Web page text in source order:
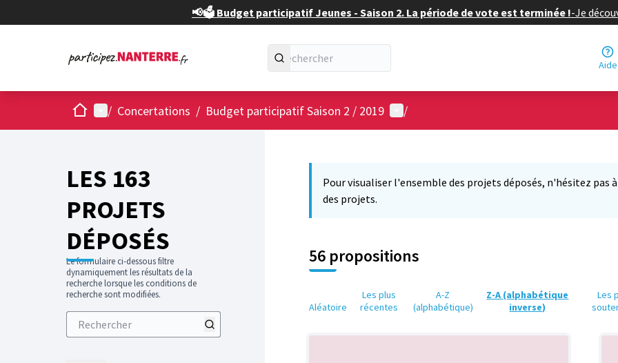
📢🗳️ Budget participatif Jeunes - Saison 2. La période de vote est terminée !-Je
Aide
AccueilMenu principal
/ Concertations / Budget participatif Saison 2 / 2019 Menu utilisateur
/
LES 163
PROJETS
DÉPOSÉS
Le formulaire ci-dessous filtre
dynamiquement les résultats de la
recherche lorsque les conditions de
recherche sont modifiées.
Pour visualiser l'ensemble des projets déposés, n'hésitez
des projets.
56 propositions
Aléatoire
Les plus
récentes
A-Z
(alphabétique)
Z-A (alphabétique
inverse)
Les